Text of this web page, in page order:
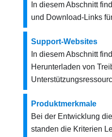
In diesem Abschnitt
und Download-Links
Support-Websites
In diesem Abschnitt
Herunterladen von
Produktmerkmale
Bei der Entwicklung
standen die Kriterien